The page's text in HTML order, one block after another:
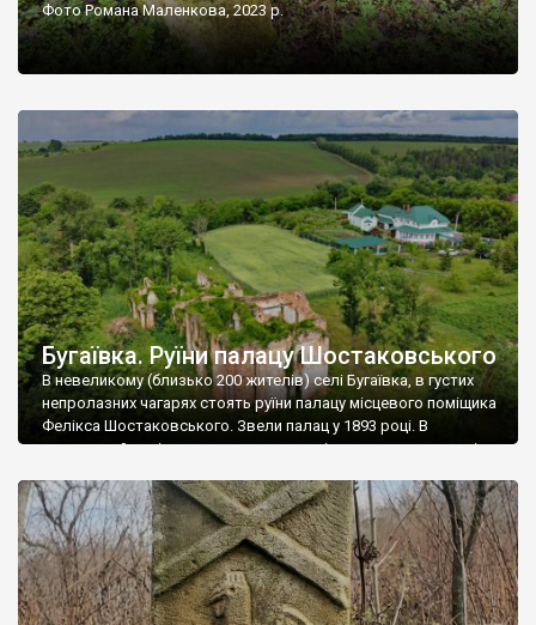
Фото Романа Маленкова, 2023 р.
Бугаївка. Руїни палацу Шостаковського
В невеликому (близько 200 жителів) селі Бугаївка, в густих
непролазних чагарях стоять руїни палацу місцевого поміщика
Фелікса Шостаковського. Звели палац у 1893 році. В
радянський період у ньому спочатку містилася школа, потім
століття тут розмістили туберкульозну лікарню. Коли із
палацу виїхала лікарня – ми точно не […]